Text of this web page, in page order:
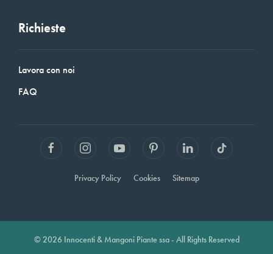
Richieste
Lavora con noi
FAQ
Privacy Policy Cookies Sitemap
© 2026 Innocenti & Mangoni Piante ssa - All Rights Reserved